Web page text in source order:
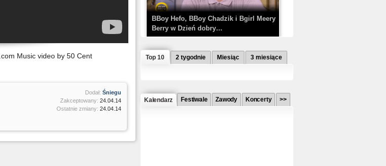
Music video by 50 Cent
Dodał: Śniegu
Zakceptowany: 24.04.14
Ostatnie zmiany: 24.04.14
BBoy Hefo, BBoy Chadzik i Bgirl Meery
Berry w Dzień dobry…
Top 10 2 tygodnie Miesiąc 3 miesiące
Kalendarz Festiwale Zawody Koncerty >>